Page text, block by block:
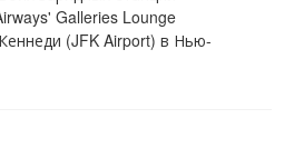
Galleries Lounge
(JFK Airport) в Нью-